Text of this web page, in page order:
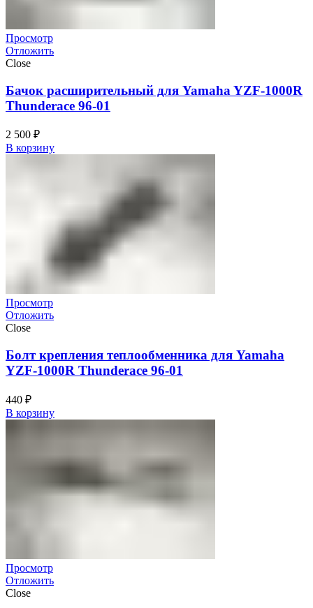
Просмотр
Отложить
Close
Бачок расширительный для Yamaha YZF-1000R
Thunderace 96-01
2 500 ₽
В корзину
Просмотр
Отложить
Close
Болт крепления теплообменника для Yamaha
YZF-1000R Thunderace 96-01
440 ₽
В корзину
Просмотр
Отложить
Close